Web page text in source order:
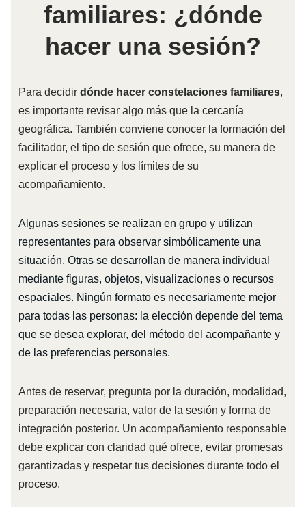
familiares: ¿dónde
hacer una sesión?
Para decidir dónde hacer constelaciones familiares,
es importante revisar algo más que la cercanía
geográfica. También conviene conocer la formación del
facilitador, el tipo de sesión que ofrece, su manera de
explicar el proceso y los límites de su
acompañamiento.
Algunas sesiones se realizan en grupo y utilizan
representantes para observar simbólicamente una
situación. Otras se desarrollan de manera individual
mediante figuras, objetos, visualizaciones o recursos
espaciales. Ningún formato es necesariamente mejor
para todas las personas: la elección depende del tema
que se desea explorar, del método del acompañante y
de las preferencias personales.
Antes de reservar, pregunta por la duración, modalidad,
preparación necesaria, valor de la sesión y forma de
integración posterior. Un acompañamiento responsable
debe explicar con claridad qué ofrece, evitar promesas
garantizadas y respetar tus decisiones durante todo el
proceso.